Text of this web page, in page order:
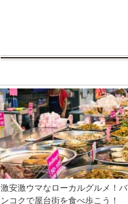
激安激ウマなローカルグルメ！バ
ンコクで屋台街を食べ歩こう！